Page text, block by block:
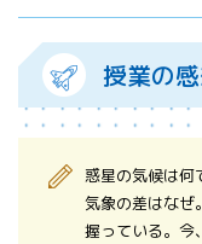
授業の
惑星の気候は何
気象の差はなぜ
握っている。今